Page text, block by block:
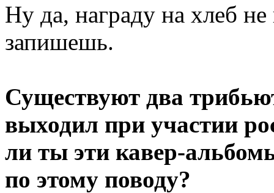
Ну да, награду на хлеб
запишешь.
Существуют два
выходил при участии
ли ты эти кавер-
по этому поводу?